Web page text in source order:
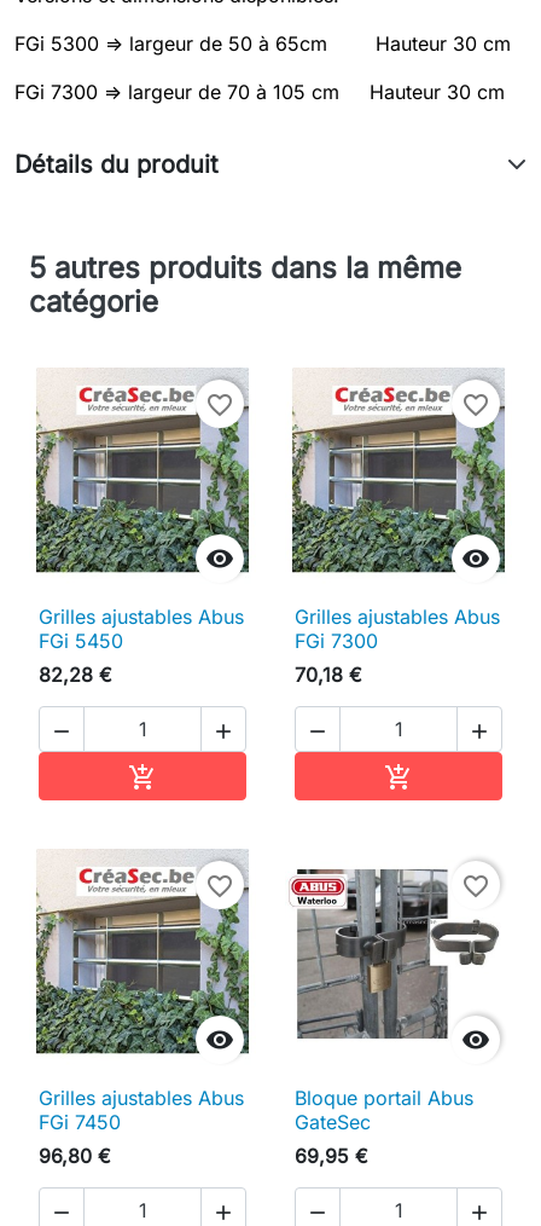
FGi 5300 => largeur de 50 à 65cm Hauteur 30 cm
FGi 7300 => largeur de 70 à 105 cm Hauteur 30 cm
Détails du produit
5 autres produits dans la même
catégorie

favorite_border
Grilles ajustables Abus
FGi 5450
82,28 €
 


favorite_border
Grilles ajustables Abus
FGi 7300
70,18 €
 


favorite_border
Grilles ajustables Abus
FGi 7450
96,80 €
 

favorite_border
Bloque portail Abus
GateSec
69,95 €
 